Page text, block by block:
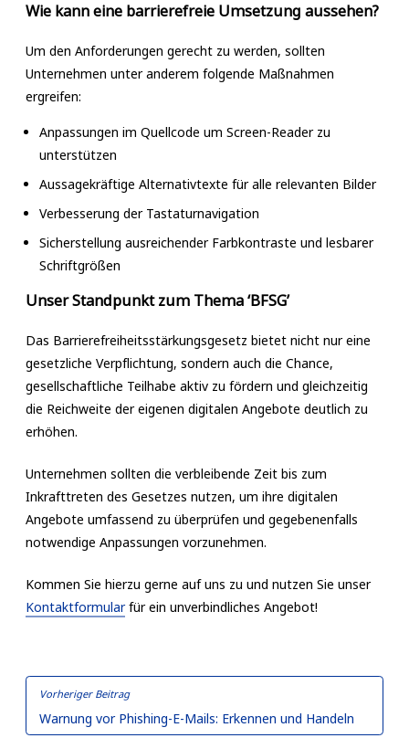
Wie kann eine barrierefreie Umsetzung aussehen?
Um den Anforderungen gerecht zu werden, sollten
Unternehmen unter anderem folgende Maßnahmen
ergreifen:
Anpassungen im Quellcode um Screen-Reader zu
unterstützen
Aussagekräftige Alternativtexte für alle relevanten Bilder
Verbesserung der Tastaturnavigation
Sicherstellung ausreichender Farbkontraste und lesbarer
Schriftgrößen
Unser Standpunkt zum Thema ‘BFSG’
Das Barrierefreiheitsstärkungsgesetz bietet nicht nur eine
gesetzliche Verpflichtung, sondern auch die Chance,
gesellschaftliche Teilhabe aktiv zu fördern und gleichzeitig
die Reichweite der eigenen digitalen Angebote deutlich zu
erhöhen.
Unternehmen sollten die verbleibende Zeit bis zum
Inkrafttreten des Gesetzes nutzen, um ihre digitalen
Angebote umfassend zu überprüfen und gegebenenfalls
notwendige Anpassungen vorzunehmen.
Kommen Sie hierzu gerne auf uns zu und nutzen Sie unser
Kontaktformularfür ein unverbindliches Angebot!
Beitragsnavigation
Vorheriger BeitragVorheriger
Beitrag:
Warnung vor Phishing-E-Mails: Erkennen und Handeln